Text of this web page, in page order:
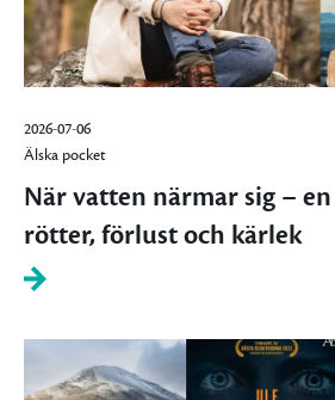
2026-07-06
Älska pocket
När vatten närmar sig –
rötter, förlust och kärlek